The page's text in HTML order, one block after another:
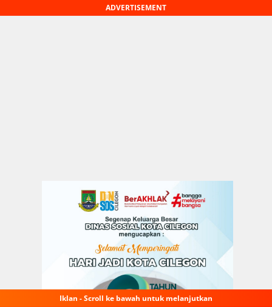
ADVERTISEMENT
Iklan - Scroll ke bawah untuk melanjutkan